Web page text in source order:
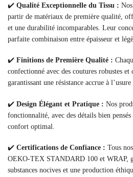
✔️ Qualité Exceptionnelle du Tissu :
partir de matériaux de première qualité,
et une durabilité incomparables. Leur
parfaite combinaison entre épaisseur et
✔️ Finitions de Première Qualité :
confectionné avec des coutures robustes
garantissant une résistance accrue à
✔️ Design Élégant et Pratique : Nos
fonctionnalité, avec des détails bien
confort optimal.
✔️ Certifications de Confiance : Tous
OEKO-TEX STANDARD 100 et WRAP,
substances nocives et une production